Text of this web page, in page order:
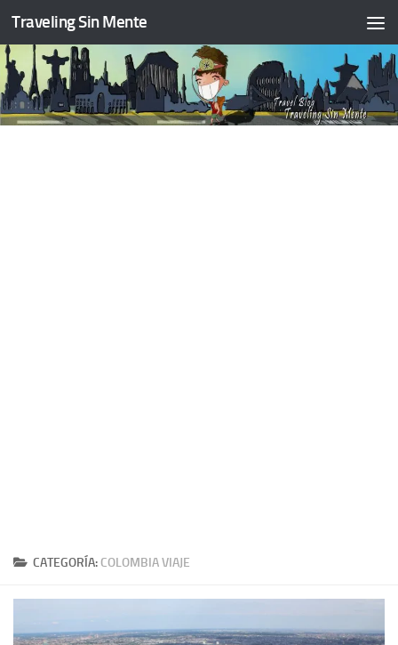
Saltar al contenido
Traveling Sin Mente
CATEGORÍA: COLOMBIA VIAJE